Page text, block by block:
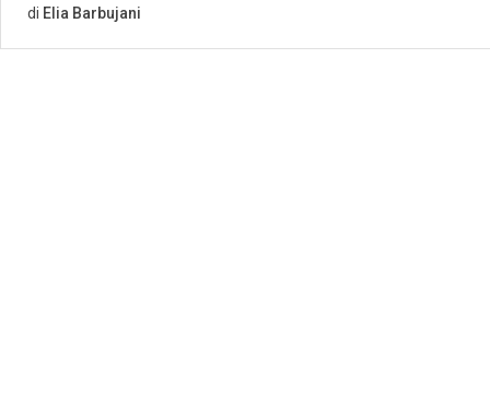
di Elia Barbujani